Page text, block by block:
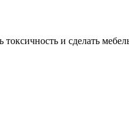
и сделать